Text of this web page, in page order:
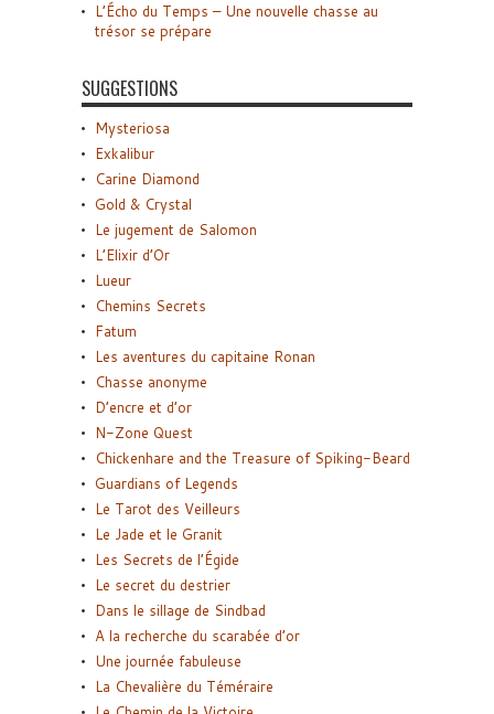
L’Écho du Temps – Une nouvelle chasse au
trésor se prépare
SUGGESTIONS
Mysteriosa
Exkalibur
Carine Diamond
Gold & Crystal
Le jugement de Salomon
L’Elixir d’Or
Lueur
Chemins Secrets
Fatum
Les aventures du capitaine Ronan
Chasse anonyme
D’encre et d’or
N-Zone Quest
Chickenhare and the Treasure of Spiking-Beard
Guardians of Legends
Le Tarot des Veilleurs
Le Jade et le Granit
Les Secrets de l’Égide
Le secret du destrier
Dans le sillage de Sindbad
A la recherche du scarabée d’or
Une journée fabuleuse
La Chevalière du Téméraire